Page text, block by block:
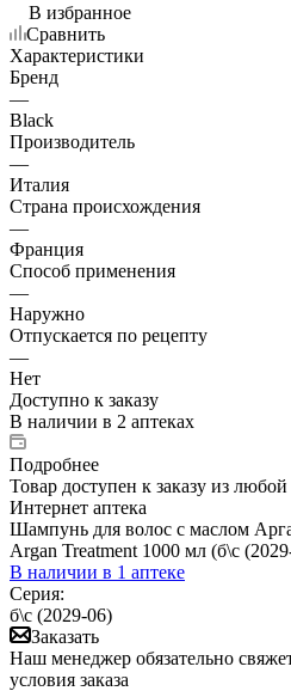
В избранное
Сравнить
Характеристики
Бренд
—
Black
Производитель
—
Италия
Страна происхождения
—
Франция
Способ применения
—
Наружно
Отпускается по рецепту
—
Нет
Доступно к заказу
В наличии в 2 аптеках
Подробнее
Товар доступен к заказу из любой
Интернет аптека
Шампунь для волос с маслом
Argan Treatment 1000 мл (б\с
В наличии в 1 аптеке
Серия:
б\с (2029-06)
Заказать
Наш менеджер обязательно
условия заказа